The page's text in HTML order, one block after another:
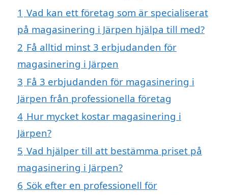
1 Vad kan ett företag som är specialiserat
på magasinering i Järpen hjälpa till med?
2 Få alltid minst 3 erbjudanden för
magasinering i Järpen
3 Få 3 erbjudanden för magasinering i
Järpen från professionella företag
4 Hur mycket kostar magasinering i
Järpen?
5 Vad hjälper till att bestämma priset på
magasinering i Järpen?
6 Sök efter en professionell för